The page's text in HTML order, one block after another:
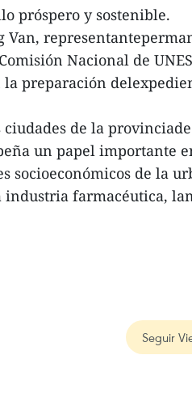
próspero y sostenible.
Van,
Nacional de
la preparación
ciudades de la
un papel importante
socioeconómicos de la
industria farmacéutica,
Seguir